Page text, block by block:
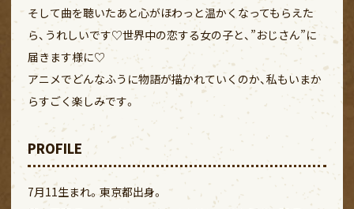
そして曲を聴いたあと心がほわっと温かくなってもらえた
ら、うれしいです♡世界中の恋する女の子と、”おじさん”に
届きます様に♡
アニメでどんなふうに物語が描かれていくのか、私もいまか
らすごく楽しみです。
PROFILE
7月11生まれ。東京都出身。